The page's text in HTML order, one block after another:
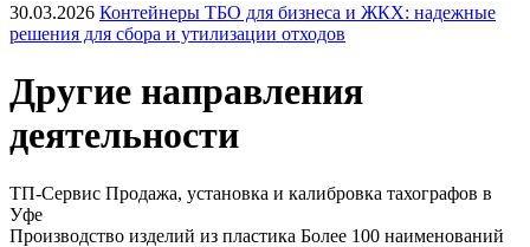
30.03.2026 Контейнеры ТБО для бизнеса и ЖКХ: надежные
решения для сбора и утилизации отходов
Другие направления
деятельности
ТП-Сервис Продажа, установка и калибровка тахографов в
Уфе
Производство изделий из пластика Более 100 наименований